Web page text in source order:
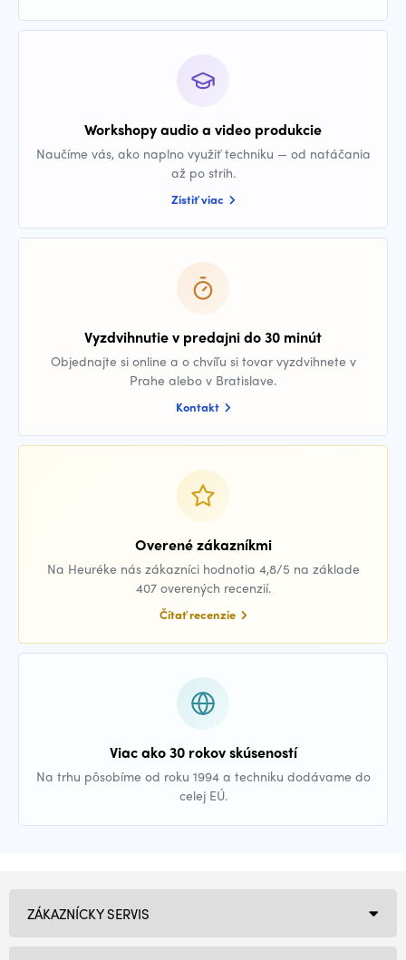
Workshopy audio a video produkcie
Naučíme vás, ako naplno využiť techniku — od natáčania
až po strih.
Zistiť viac
Vyzdvihnutie v predajni do 30 minút
Objednajte si online a o chvíľu si tovar vyzdvihnete v
Prahe alebo v Bratislave.
Kontakt
Overené zákazníkmi
Na Heuréke nás zákazníci hodnotia 4,8/5 na základe
407 overených recenzií.
Čítať recenzie
Viac ako 30 rokov skúseností
Na trhu pôsobíme od roku 1994 a techniku dodávame do
celej EÚ.
ZÁKAZNÍCKY SERVIS